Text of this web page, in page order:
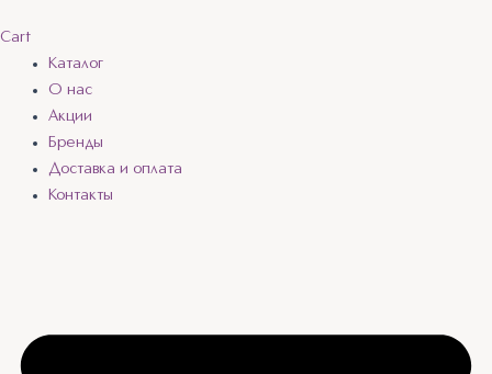
Cart
Каталог
О нас
Акции
Бренды
Доставка и оплата
Контакты